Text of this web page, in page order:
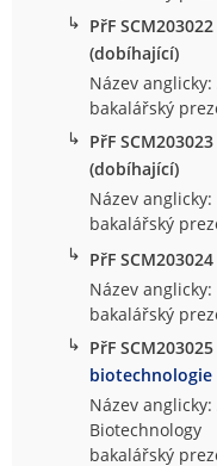
↳ PřF
(dobíhající)
Název
bakalářský
↳ PřF
(dobíhající)
Název
bakalářský
↳ PřF
Název
bakalářský
↳ PřF
biotechnologie
Název
Biotechnology
bakalářský